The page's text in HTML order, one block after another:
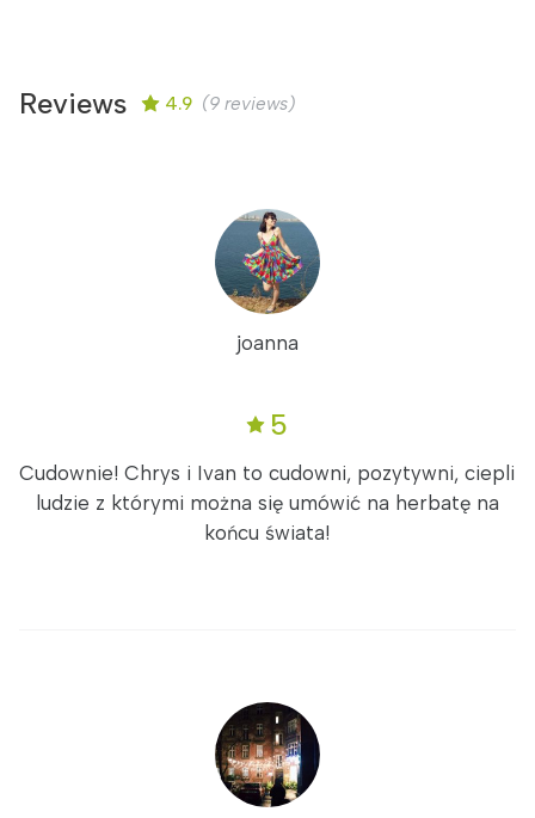
Reviews 4.9 (9 reviews)
joanna
5
Cudownie! Chrys i Ivan to cudowni, pozytywni, ciepli
ludzie z którymi można się umówić na herbatę na
końcu świata!